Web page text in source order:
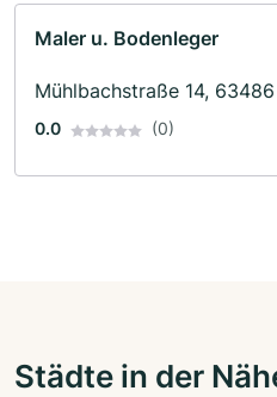
Maler u. Bodenleger
Mühlbachstraße 14,
0.0 (0)
Städte in der